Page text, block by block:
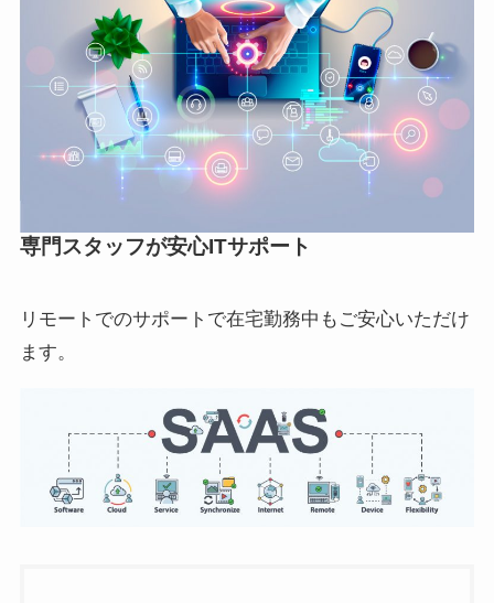
専門スタッフが安心ITサポート
リモートでのサポートで在宅勤務中もご安心いただけ
ます。